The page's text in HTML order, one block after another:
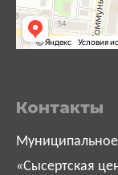
Контакты
«Сысертская